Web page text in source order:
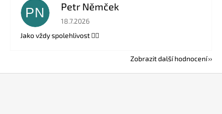
PN Petr Němček
Hodnocení obchodu je 5 z 5 hvězdiček.
18.7.2026
Jako vždy spolehlivost 👍🏻
Zobrazit další hodnocení